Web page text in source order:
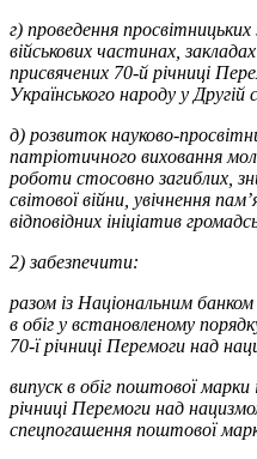
г) проведення просвітницьких
військових частинах,
присвячених 70-й річниці
Українського народу у Другій
д) розвиток науково-
патріотичного виховання
роботи стосовно загиблих,
світової війни, увічнення
відповідних ініціатив
2) забезпечити:
разом із Національним
в обіг у встановленому
70-ї річниці Перемоги над
випуск в обіг поштової
річниці Перемоги над
спецпогашення поштової